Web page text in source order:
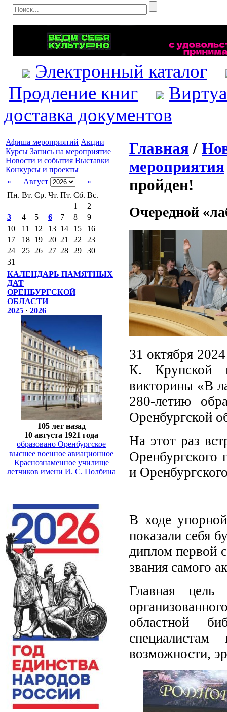
Электронный каталог
Продление книг
доставка документов
Афиша мероприятий Акции
Курсы Запись на мероприятие
Новости и события Выставки
Конкурсы и проекты
«
Август
»
Пн. Вт. Ср. Чт. Пт. Сб. Вс.
1
2
3
4 5 6 7 8
9
10
11 12 13 14 15
16
17
18 19 20 21 22
23
24
25 26 27 28 29
30
31
КАЛЕНДАРЬ ПАМЯТНЫХ
ДАТ
ОРЕНБУРГСКОЙ
ОБЛАСТИ
2025 · 2026
105 лет назад
10 августа 1921 года
образовано Оренбургское
высшее военное авиационное
Краснознаменное училище
летчиков имени И. С. Полбина
Главная /
мероприятия
пройден!
Очередной
31 октября
К. Крупской
викторины «В
280-летию
Оренбургской
На этот раз
Оренбургского
и
В ходе
показали себя
диплом первой
звания самого
Главная цель
областной
специалистам
возможности,